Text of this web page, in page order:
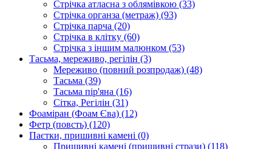
Стрічка атласна з облямівкою (33)
Стрічка органза (метраж) (93)
Стрічка парча (20)
Стрічка в клітку (60)
Стрічка з іншим малюнком (53)
Тасьма, мереживо, регілін (3)
Мереживо (повний розпродаж) (48)
Тасьма (39)
Тасьма пір'яна (16)
Сітка, Регілін (31)
Фоаміран (Фоам Єва) (12)
Фетр (повсть) (120)
Паєтки, пришивні камені (0)
Пришивні камені (пришивні стрази) (118)